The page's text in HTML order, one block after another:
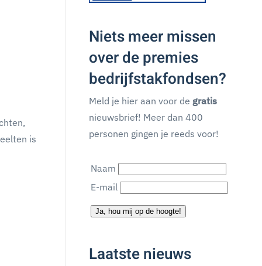
is
Niets meer missen
over de premies
bedrijfstakfondsen?
Meld je hier aan voor de gratis
nieuwsbrief! Meer dan 400
personen gingen je reeds voor!
Naam
E-mail
Ja, hou mij op de hoogte!
Laatste nieuws